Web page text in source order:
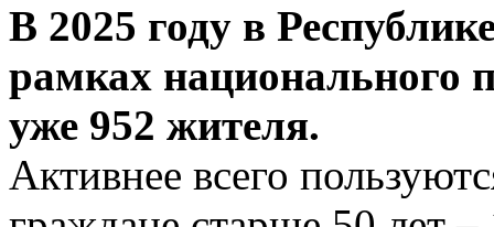
В 2025 году в
рамках национального
уже 952 жителя.
Активнее всего